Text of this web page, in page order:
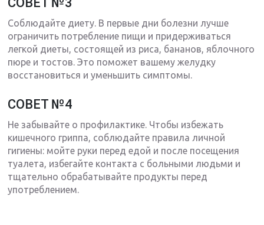
Соблюдайте диету. В первые дни болезни лучше
ограничить потребление пищи и придерживаться
легкой диеты, состоящей из риса, бананов, яблочного
пюре и тостов. Это поможет вашему желудку
восстановиться и уменьшить симптомы.
СОВЕТ №4
Не забывайте о профилактике. Чтобы избежать
кишечного гриппа, соблюдайте правила личной
гигиены: мойте руки перед едой и после посещения
туалета, избегайте контакта с больными людьми и
тщательно обрабатывайте продукты перед
употреблением.